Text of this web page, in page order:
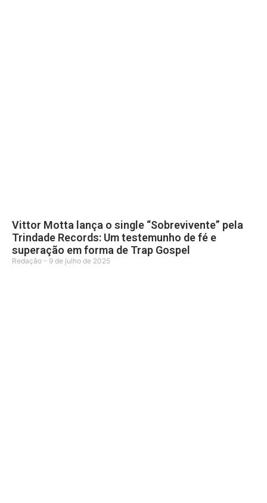
Vittor Motta lança o single “Sobrevivente” pela
Trindade Records: Um testemunho de fé e
superação em forma de Trap Gospel
Redação 9 de julho de 2025